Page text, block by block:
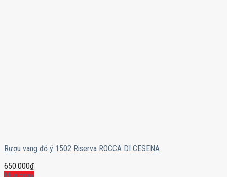
Rượu vang đỏ ý 1502 Riserva ROCCA DI CESENA
650.000₫